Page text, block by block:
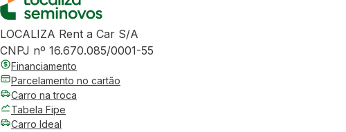
LOCALIZA Rent a Car S/A
CNPJ nº 16.670.085/0001-55
Financiamento
Parcelamento no cartão
Carro na troca
Tabela Fipe
Carro Ideal